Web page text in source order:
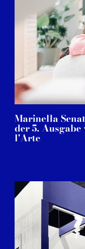
Marinella
der 5.
l'Arte